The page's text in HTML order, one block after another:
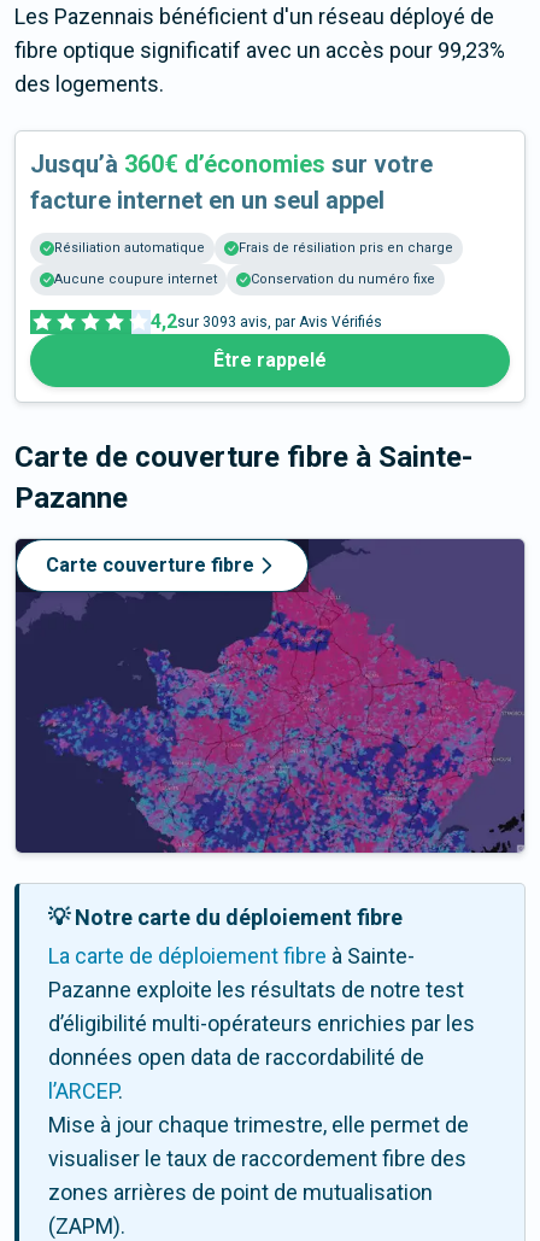
Les Pazennais bénéficient d'un réseau déployé de
fibre optique significatif avec un accès pour 99,23%
des logements.
Jusqu’à 360€ d’économies sur votre
facture internet en un seul appel
Résiliation automatique
Frais de résiliation pris en charge
Aucune coupure internet
Conservation du numéro fixe
4,2sur 3093 avis, par Avis Vérifiés
Être rappelé
Carte de couverture fibre à Sainte-
Pazanne
Carte couverture fibre
💡 Notre carte du déploiement fibre
La carte de déploiement fibre à Sainte-
Pazanne exploite les résultats de notre test
d’éligibilité multi-opérateurs enrichies par les
données open data de raccordabilité de
l’ARCEP.
Mise à jour chaque trimestre, elle permet de
visualiser le taux de raccordement fibre des
zones arrières de point de mutualisation
(ZAPM).